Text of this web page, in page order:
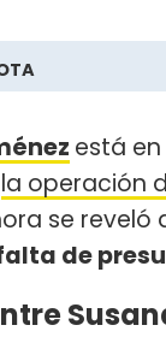
está
la operación
se reveló
de